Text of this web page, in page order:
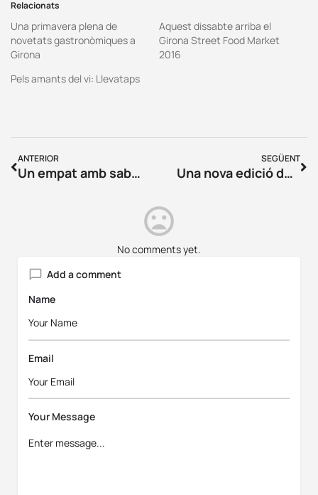
Relacionats
Una primavera plena de
novetats gastronòmiques a
Girona
Aquest dissabte arriba el
Girona Street Food Market
2016
Pels amants del vi: Llevataps
ANTERIOR
Un empat amb sabor a victòria
SEGÜENT
Una nova edició del FITAG amb moltes novetats
No comments yet.
Add a comment
Name
Email
Your Message